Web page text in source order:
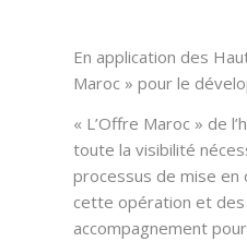
En application des
Maroc » pour le
« L’Offre Maroc » de
toute la visibilité
processus de mise
cette opération et
accompagnement